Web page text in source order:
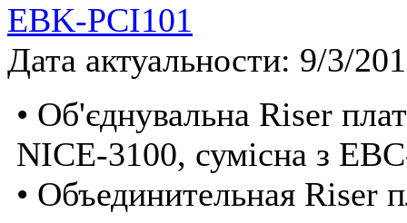
EBK-PCI101
Дата актуальности: 9/3/
• Об'єднувальна Riser
NICE-3100, сумісна з
• Объединительная Riser